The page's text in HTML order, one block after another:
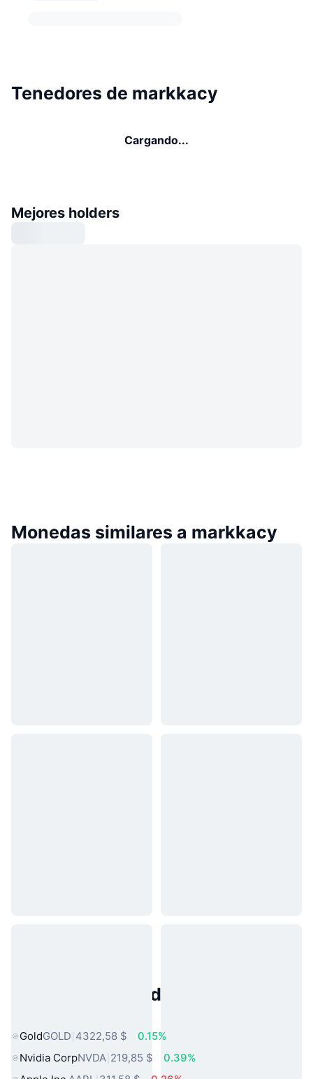
Tenedores de markkacy
Cargando...
Mejores holders
Monedas similares a markkacy
Activos del Mundo Real
GoldGOLD 4322,58 $
0.15%
Nvidia CorpNVDA 219,85 $
0.39%